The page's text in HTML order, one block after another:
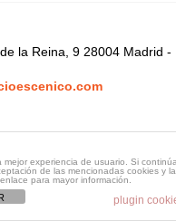
la Reina, 9 28004 Madrid -
experiencia de usuario. Si
de las mencionadas cookies y la
para mayor información.
plugin